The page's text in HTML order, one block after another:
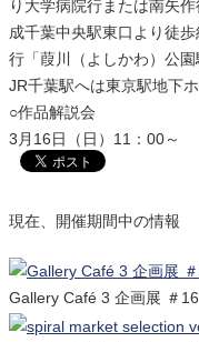
り大学病院行または南矢
成千葉中央駅東口より徒
行「葭川（よしかわ）公
JR千葉駅へは東京駅地下
○作品解説会
3月16日（日）11：00～
現在、開催期間中の情報
Gallery Café 3 企画展 ＃